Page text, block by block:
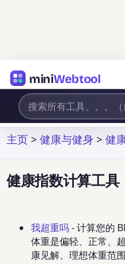
miniWebtool
主页 >健康与健身 >健
健康指数计算工具
我超重吗- 计算您的
体重是偏轻、正常、
康见解、理想体重范